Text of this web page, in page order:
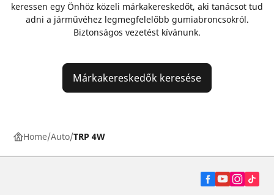
keressen egy Önhöz közeli márkakereskedőt, aki tanácsot tud
adni a járművéhez legmegfelelőbb gumiabroncsokról.
Biztonságos vezetést kívánunk.
Márkakereskedők keresése
Home Auto TRP 4W